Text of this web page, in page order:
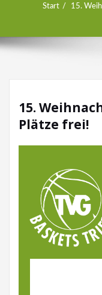
Start 15.
15.
Plätze frei!